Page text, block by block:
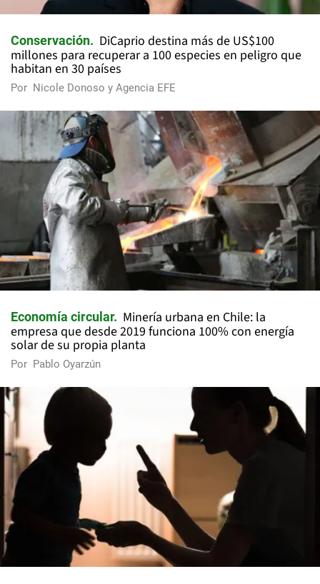
Conservación
DiCaprio destina más de US$100
millones para recuperar a 100 especies en peligro que
habitan en 30 países
Por Nicole Donoso y Agencia EFE
Economía circular
Minería urbana en Chile: la
empresa que desde 2019 funciona 100% con energía
solar de su propia planta
Por Pablo Oyarzún